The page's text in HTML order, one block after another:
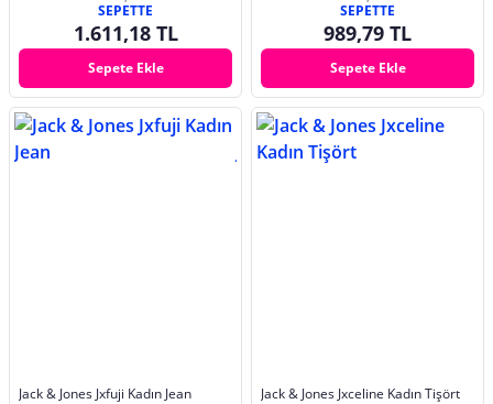
SEPETTE
1.611,18 TL
Sepete Ekle
SEPETTE
989,79 TL
Sepete Ekle
Jack & Jones Jxfuji Kadın Jean Jack & Jones Jxceline Kadın Tişört